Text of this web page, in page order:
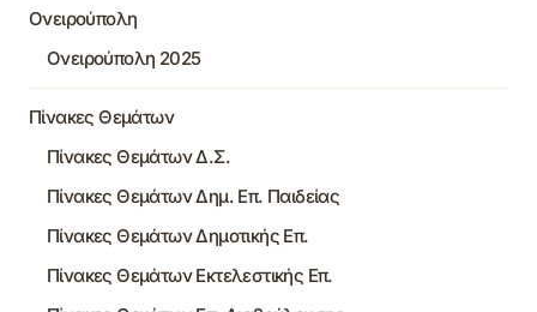
Ονειρούπολη
Ονειρούπολη 2025
Πίνακες Θεμάτων
Πίνακες Θεμάτων Δ.Σ.
Πίνακες Θεμάτων Δημ. Επ. Παιδείας
Πίνακες Θεμάτων Δημοτικής Επ.
Πίνακες Θεμάτων Εκτελεστικής Επ.